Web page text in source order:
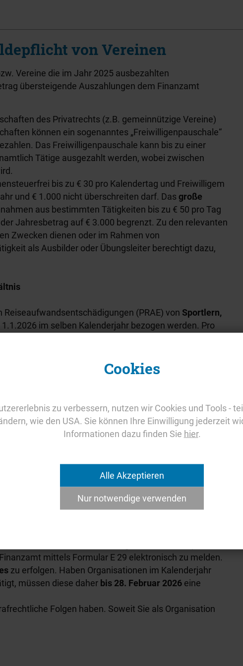
von Vereinen
Vereine die im Jahr 2025 ausbezahlten
übersteigende Auszahlungen dem Finanzamt
des Privatrechts (z.B. gemeinnützige Vereine)
können ein sogenanntes „Freiwilligenpauschale“
Das Freiwilligenpauschale kann bis zu einer
Tätige ausgezahlt werden, wobei zwischen
bis zu € 30 pro Kalendertag und Freiwilligem
und € 1.000 nicht überschreiten darf. Das große
aus bestimmten Tätigkeiten bis zu € 50 pro Tag
Jahresbetrag auf € 3.000 begrenzt. Zu den relevanten
Zwecken dienen oder im Rahmen von
als Ausbilder oder Übungsleiter berechtigt dazu,
(PRAE) von Sportlern,
1.1.2026 im selben Kalenderjahr bezogen werden. Pro
für dieselbe Person ausbezahlt werden. Die
dann entsprechend zu kürzen.
durch den Verein freiwillig erfolgen
Dienstverhältnis zum Verein stehen. Werden vom
Arbeit, Gewerbebetrieb, nichtselbständiger Arbeit
erzielt, z.B. weil er Angestellter des Vereins ist, darf
Ausbildung oder Qualifikation erfordern wie die
für Sanitätsdienste, die er zusätzlich freiwillig
über die Einsatztage, die Tätigkeit sowie die
sind auch dann zu führen, wenn die ausbezahlten
übersteigen.
jeweils kleinen oder großen Freiwilligenpauschales,
dar. Die auszahlende Organisation ist verpflichtet,
mittels Formular E 29 elektronisch zu melden.
zu erfolgen. Haben Organisationen im Kalenderjahr
müssen diese daher bis 28. Februar 2026 eine
Folgen haben. Soweit Sie als Organisation
Cookies
zu verbessern, nutzen wir Cookies und Tools -
wie den USA. Sie können Ihre Einwilligung jederzeit
Informationen dazu finden Sie hier.
Alle Akzeptieren
Nur notwendige verwenden